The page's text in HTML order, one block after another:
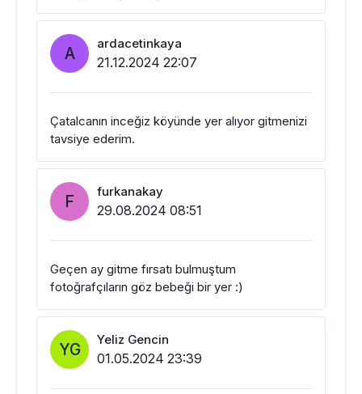
A ardacetinkaya
21.12.2024 22:07
Çatalcanın inceğiz köyünde yer alıyor gitmenizi
tavsiye ederim.
F furkanakay
29.08.2024 08:51
Geçen ay gitme fırsatı bulmuştum
fotoğrafçıların göz bebeği bir yer :)
YG Yeliz Gencin
01.05.2024 23:39